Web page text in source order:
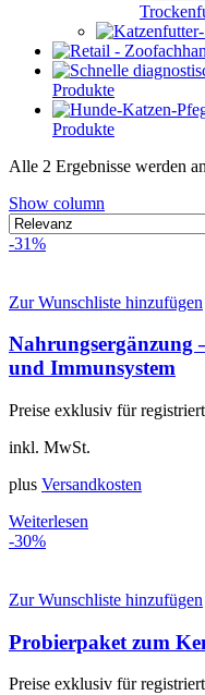
Produkte
Produkte
Alle 2 Ergebnisse werden
Show column
-31%
Zur Wunschliste hinzufügen
Nahrungsergänzung
und Immunsystem
Preise exklusiv für
inkl. MwSt.
plus Versandkosten
Weiterlesen
-30%
Zur Wunschliste hinzufügen
Probierpaket zum
Preise exklusiv für